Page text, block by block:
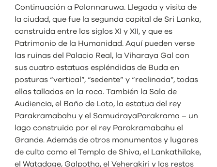
Continuación a Polonnaruwa. Llegada y visita de
la ciudad, que fue la segunda capital de Sri Lanka,
construida entre los siglos XI y XII, y que es
Patrimonio de la Humanidad. Aquí pueden verse
las ruinas del Palacio Real, la Viharaya Gal con
sus cuatro estatuas espléndidas de Buda en
posturas “vertical”, “sedente” y “reclinada”, todas
ellas talladas en la roca. También la Sala de
Audiencia, el Baño de Loto, la estatua del rey
Parakramabahu y el SamudrayaParakrama – un
lago construido por el rey Parakramabahu el
Grande. Además de otros monumentos y lugares
de culto como el Templo de Shiva, el Lankathilake,
el Watadage, Galpotha, el Veherakiri y los restos